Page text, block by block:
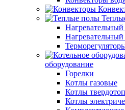
Нагревательный
Нагревательный
оборудование
Горелки
Котлы газовые
Котлы
Котлы